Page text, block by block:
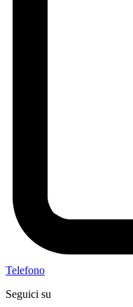
Telefono
Seguici su